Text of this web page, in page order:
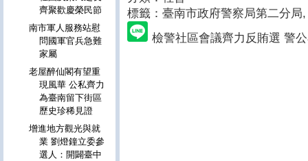
標籤：臺南市政府警察局第二分局,
檢警社區會議齊力反賄選 警
齊聚歡慶榮民節
南市軍人服務站慰
問國軍官兵急難
家屬
老屋醉仙閣有望重
現風華 公私齊力
為臺南留下街區
歷史珍稀見證
增進地方觀光與就
業 劉燈鐘立委參
選人：開闢臺中